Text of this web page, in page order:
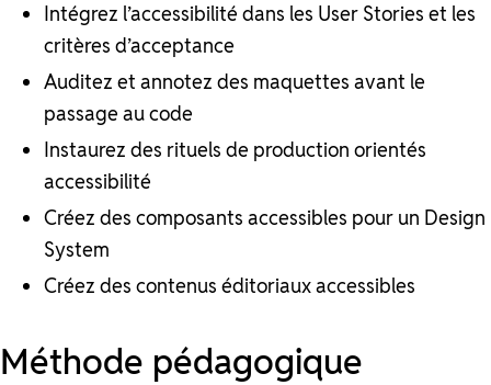
Intégrez l’accessibilité dans les User Stories et les
critères d’acceptance
Auditez et annotez des maquettes avant le
passage au code
Instaurez des rituels de production orientés
accessibilité
Créez des composants accessibles pour un Design
System
Créez des contenus éditoriaux accessibles
Méthode pédagogique